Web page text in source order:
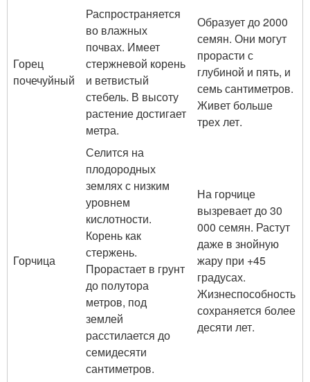
Горец
почечуйный
Распространяется
во влажных
почвах. Имеет
стержневой корень
и ветвистый
стебель. В высоту
растение достигает
метра.
Образует до 2000
семян. Они могут
прорасти с
глубиной и пять, и
семь сантиметров.
Живет больше
трех лет.
Горчица
Селится на
плодородных
землях с низким
уровнем
кислотности.
Корень как
стержень.
Прорастает в грунт
до полутора
метров, под
землей
расстилается до
семидесяти
сантиметров.
На горчице
вызревает до 30
000 семян. Растут
даже в знойную
жару при +45
градусах.
Жизнеспособность
сохраняется более
десяти лет.